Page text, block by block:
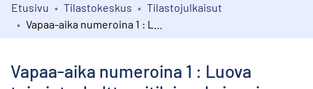
Kokoelmat
Etusivu Tilastokeskus
Tilastojulkaisut
Vapaa-aika numeroina 1 : Luova